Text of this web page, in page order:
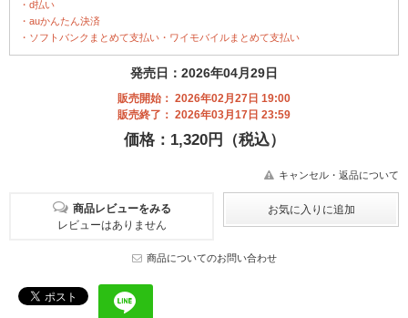
・d払い
・auかんたん決済
・ソフトバンクまとめて支払い・ワイモバイルまとめて支払い
発売日：2026年04月29日
販売開始： 2026年02月27日 19:00
販売終了： 2026年03月17日 23:59
価格：1,320円（税込）
キャンセル・返品について
商品レビューをみる
レビューはありません
商品についてのお問い合わせ